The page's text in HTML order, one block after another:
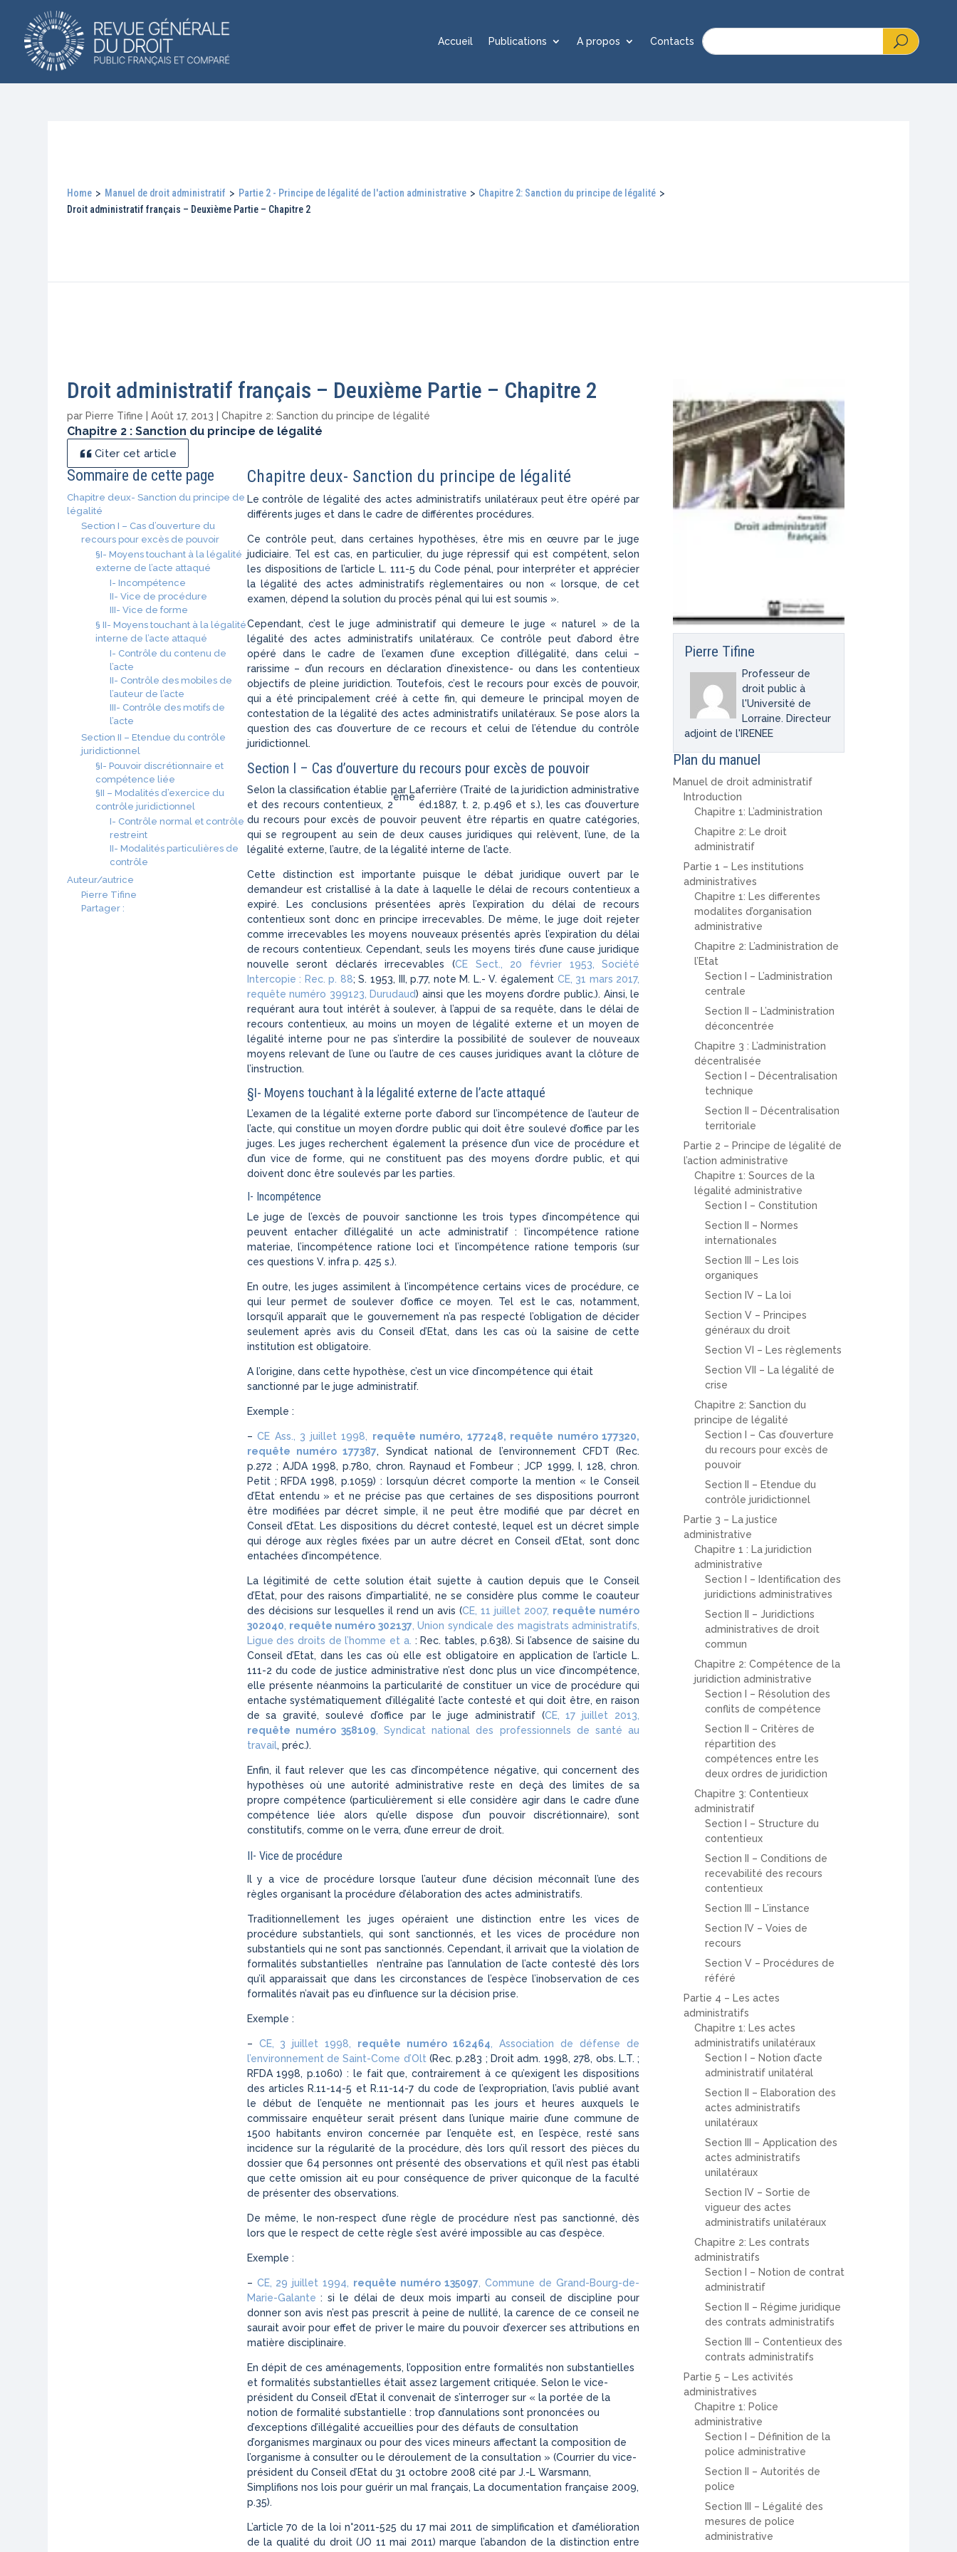
Accueil Publications A propos Contacts
Home > Manuel de droit administratif > Partie 2 - Principe de légalité de l'action administrative > Chapitre 2: Sanction du principe de légalité >
Droit administratif français – Deuxième Partie – Chapitre 2
Droit administratif français – Deuxième Partie – Chapitre 2
par Pierre Tifine |Août 17, 2013 |Chapitre 2: Sanction du principe de légalité
Chapitre 2 : Sanction du principe de légalité
Citer cet article
Sommaire de cette page
Chapitre deux- Sanction du principe de
légalité
Section I – Cas d’ouverture du
recours pour excès de pouvoir
§I- Moyens touchant à la légalité
externe de l’acte attaqué
I- Incompétence
II- Vice de procédure
III- Vice de forme
§ II- Moyens touchant à la légalité
interne de l’acte attaqué
I- Contrôle du contenu de
l’acte
II- Contrôle des mobiles de
l’auteur de l’acte
III- Contrôle des motifs de
l’acte
Section II – Etendue du contrôle
juridictionnel
§I- Pouvoir discrétionnaire et
compétence liée
§II – Modalités d’exercice du
contrôle juridictionnel
I- Contrôle normal et contrôle
restreint
II- Modalités particulières de
contrôle
Auteur/autrice
Pierre Tifine
Partager :
Chapitre deux- Sanction du principe de légalité
Le contrôle de légalité des actes administratifs unilatéraux peut être opéré par
différents juges et dans le cadre de différentes procédures.
Ce contrôle peut, dans certaines hypothèses, être mis en œuvre par le juge
judiciaire. Tel est cas, en particulier, du juge répressif qui est compétent, selon
les dispositions de l’article L. 111-5 du Code pénal, pour interpréter et apprécier
la légalité des actes administratifs règlementaires ou non « lorsque, de cet
examen, dépend la solution du procès pénal qui lui est soumis ».
Cependant, c’est le juge administratif qui demeure le juge « naturel » de la
légalité des actes administratifs unilatéraux. Ce contrôle peut d’abord être
opéré dans le cadre de l’examen d’une exception d’illégalité, dans celui –
rarissime – d’un recours en déclaration d’inexistence- ou dans les contentieux
objectifs de pleine juridiction. Toutefois, c’est le recours pour excès de pouvoir,
qui a été principalement créé à cette fin, qui demeure le principal moyen de
contestation de la légalité des actes administratifs unilatéraux. Se pose alors la
question des cas d’ouverture de ce recours et celui de l’étendue du contrôle
juridictionnel.
Section I – Cas d’ouverture du recours pour excès de pouvoir
Selon la classification établie par Laferrière (Traité de la juridiction administrative
et des recours contentieux, 2
ème
éd.1887, t. 2, p.496 et s.), les cas d’ouverture
du recours pour excès de pouvoir peuvent être répartis en quatre catégories,
qui se regroupent au sein de deux causes juridiques qui relèvent, l’une, de la
légalité externe, l’autre, de la légalité interne de l’acte.
Cette distinction est importante puisque le débat juridique ouvert par le
demandeur est cristallisé à la date à laquelle le délai de recours contentieux a
expiré. Les conclusions présentées après l’expiration du délai de recours
contentieux sont donc en principe irrecevables. De même, le juge doit rejeter
comme irrecevables les moyens nouveaux présentés après l’expiration du délai
de recours contentieux. Cependant, seuls les moyens tirés d’une cause juridique
nouvelle seront déclarés irrecevables (CE Sect., 20 février 1953, Société
Intercopie : Rec. p. 88; S. 1953, III, p.77, note M. L.- V. également CE, 31 mars 2017,
requête numéro 399123, Durudaud) ainsi que les moyens d’ordre public.). Ainsi, le
requérant aura tout intérêt à soulever, à l’appui de sa requête, dans le délai de
recours contentieux, au moins un moyen de légalité externe et un moyen de
légalité interne pour ne pas s’interdire la possibilité de soulever de nouveaux
moyens relevant de l’une ou l’autre de ces causes juridiques avant la clôture de
l’instruction.
§I- Moyens touchant à la légalité externe de l’acte attaqué
L’examen de la légalité externe porte d’abord sur l’incompétence de l’auteur de
l’acte, qui constitue un moyen d’ordre public qui doit être soulevé d’office par les
juges. Les juges recherchent également la présence d’un vice de procédure et
d’un vice de forme, qui ne constituent pas des moyens d’ordre public, et qui
doivent donc être soulevés par les parties.
I- Incompétence
Le juge de l’excès de pouvoir sanctionne les trois types d’incompétence qui
peuvent entacher d’illégalité un acte administratif : l’incompétence ratione
materiae, l’incompétence ratione loci et l’incompétence ratione temporis (sur
ces questions V. infra p. 425 s.).
En outre, les juges assimilent à l’incompétence certains vices de procédure, ce
qui leur permet de soulever d’office ce moyen. Tel est le cas, notamment,
lorsqu’il apparaît que le gouvernement n’a pas respecté l’obligation de décider
seulement après avis du Conseil d’Etat, dans les cas où la saisine de cette
institution est obligatoire.
A l’origine, dans cette hypothèse, c’est un vice d’incompétence qui était
sanctionné par le juge administratif.
Exemple :
–CE Ass., 3 juillet 1998, requête numéro, 177248, requête numéro 177320,
requête numéro 177387, Syndicat national de l’environnement CFDT (Rec.
p.272 ; AJDA 1998, p.780, chron. Raynaud et Fombeur ; JCP 1999, I, 128, chron.
Petit ; RFDA 1998, p.1059) : lorsqu’un décret comporte la mention « le Conseil
d’Etat entendu » et ne précise pas que certaines de ses dispositions pourront
être modifiées par décret simple, il ne peut être modifié que par décret en
Conseil d’Etat. Les dispositions du décret contesté, lequel est un décret simple
qui déroge aux règles fixées par un autre décret en Conseil d’Etat, sont donc
entachées d’incompétence.
La légitimité de cette solution était sujette à caution depuis que le Conseil
d’Etat, pour des raisons d’impartialité, ne se considère plus comme le coauteur
des décisions sur lesquelles il rend un avis (CE, 11 juillet 2007, requête numéro
302040, requête numéro 302137, Union syndicale des magistrats administratifs,
Ligue des droits de l’homme et a. : Rec. tables, p.638). Si l’absence de saisine du
Conseil d’Etat, dans les cas où elle est obligatoire en application de l’article L.
111-2 du code de justice administrative n’est donc plus un vice d’incompétence,
elle présente néanmoins la particularité de constituer un vice de procédure qui
entache systématiquement d’illégalité l’acte contesté et qui doit être, en raison
de sa gravité, soulevé d’office par le juge administratif (CE, 17 juillet 2013,
requête numéro 358109, Syndicat national des professionnels de santé au
travail, préc.).
Enfin, il faut relever que les cas d’incompétence négative, qui concernent des
hypothèses où une autorité administrative reste en deçà des limites de sa
propre compétence (particulièrement si elle considère agir dans le cadre d’une
compétence liée alors qu’elle dispose d’un pouvoir discrétionnaire), sont
constitutifs, comme on le verra, d’une erreur de droit.
II- Vice de procédure
Il y a vice de procédure lorsque l’auteur d’une décision méconnaît l’une des
règles organisant la procédure d’élaboration des actes administratifs.
Traditionnellement les juges opéraient une distinction entre les vices de
procédure substantiels, qui sont sanctionnés, et les vices de procédure non
substantiels qui ne sont pas sanctionnés. Cependant, il arrivait que la violation de
formalités substantielles n’entraîne pas l’annulation de l’acte contesté dès lors
qu’il apparaissait que dans les circonstances de l’espèce l’inobservation de ces
formalités n’avait pas eu d’influence sur la décision prise.
Exemple :
– CE, 3 juillet 1998, requête numéro 162464, Association de défense de
l’environnement de Saint-Come d’Olt(Rec. p.283 ; Droit adm. 1998, 278, obs. L.T. ;
RFDA 1998, p.1060) : le fait que, contrairement à ce qu’exigent les dispositions
des articles R.11-14-5 et R.11-14-7 du code de l’expropriation, l’avis publié avant
le début de l’enquête ne mentionnait pas les jours et heures auxquels le
commissaire enquêteur serait présent dans l’unique mairie d’une commune de
1500 habitants environ concernée par l’enquête est, en l’espèce, resté sans
incidence sur la régularité de la procédure, dès lors qu’il ressort des pièces du
dossier que 64 personnes ont présenté des observations et qu’il n’est pas établi
que cette omission ait eu pour conséquence de priver quiconque de la faculté
de présenter des observations.
De même, le non-respect d’une règle de procédure n’est pas sanctionné, dès
lors que le respect de cette règle s’est avéré impossible au cas d’espèce.
Exemple :
– CE, 29 juillet 1994, requête numéro 135097, Commune de Grand-Bourg-de-
Marie-Galante : si le délai de deux mois imparti au conseil de discipline pour
donner son avis n’est pas prescrit à peine de nullité, la carence de ce conseil ne
saurait avoir pour effet de priver le maire du pouvoir d’exercer ses attributions en
matière disciplinaire.
En dépit de ces aménagements, l’opposition entre formalités non substantielles
et formalités substantielles était assez largement critiquée. Selon le vice-
président du Conseil d’Etat il convenait de s’interroger sur « la portée de la
notion de formalité substantielle : trop d’annulations sont prononcées ou
d’exceptions d’illégalité accueillies pour des défauts de consultation
d’organismes marginaux ou pour des vices mineurs affectant la composition de
l’organisme à consulter ou le déroulement de la consultation » (Courrier du vice-
président du Conseil d’Etat du 31 octobre 2008 cité par J.-L Warsmann,
Simplifions nos lois pour guérir un mal français, La documentation française 2009,
p.35).
L’article 70 de la loi n°2011-525 du 17 mai 2011 de simplification et d’amélioration
de la qualité du droit (JO 11 mai 2011) marque l’abandon de la distinction entre
Pierre Tifine
Professeur de
droit public à
l'Université de
Lorraine. Directeur
adjoint de l'IRENEE
Plan du manuel
Manuel de droit administratif
Introduction
Chapitre 1: L’administration
Chapitre 2: Le droit
administratif
Partie 1 – Les institutions
administratives
Chapitre 1: Les differentes
modalites d’organisation
administrative
Chapitre 2: L’administration de
l’Etat
Section I – L’administration
centrale
Section II – L’administration
déconcentrée
Chapitre 3 : L’administration
décentralisée
Section I – Décentralisation
technique
Section II – Décentralisation
territoriale
Partie 2 – Principe de légalité de
l’action administrative
Chapitre 1: Sources de la
légalité administrative
Section I – Constitution
Section II – Normes
internationales
Section III – Les lois
organiques
Section IV – La loi
Section V – Principes
généraux du droit
Section VI – Les règlements
Section VII – La légalité de
crise
Chapitre 2: Sanction du
principe de légalité
Section I – Cas d’ouverture
du recours pour excès de
pouvoir
Section II – Etendue du
contrôle juridictionnel
Partie 3 – La justice
administrative
Chapitre 1 : La juridiction
administrative
Section I – Identification des
juridictions administratives
Section II – Juridictions
administratives de droit
commun
Chapitre 2: Compétence de la
juridiction administrative
Section I – Résolution des
conflits de compétence
Section II – Critères de
répartition des
compétences entre les
deux ordres de juridiction
Chapitre 3: Contentieux
administratif
Section I – Structure du
contentieux
Section II – Conditions de
recevabilité des recours
contentieux
Section III – L’instance
Section IV – Voies de
recours
Section V – Procédures de
référé
Partie 4 – Les actes
administratifs
Chapitre 1: Les actes
administratifs unilatéraux
Section I – Notion d’acte
administratif unilatéral
Section II – Elaboration des
actes administratifs
unilatéraux
Section III – Application des
actes administratifs
unilatéraux
Section IV – Sortie de
vigueur des actes
administratifs unilatéraux
Chapitre 2: Les contrats
administratifs
Section I – Notion de contrat
administratif
Section II – Régime juridique
des contrats administratifs
Section III – Contentieux des
contrats administratifs
Partie 5 – Les activités
administratives
Chapitre 1: Police
administrative
Section I – Définition de la
police administrative
Section II – Autorités de
police
Section III – Légalité des
mesures de police
administrative